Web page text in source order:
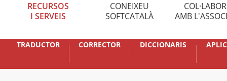
RECURSOS
I SERVEIS
CONEIXEU
SOFTCATALÀ
AMB
TRADUCTOR CORRECTOR DICCIONARIS